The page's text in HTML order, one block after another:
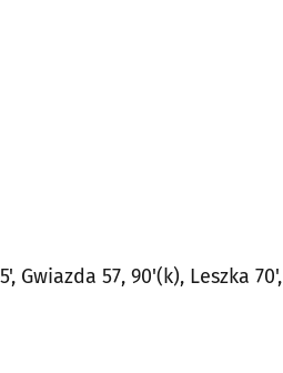
Gwiazda 57, 90'(k), Leszka 70',